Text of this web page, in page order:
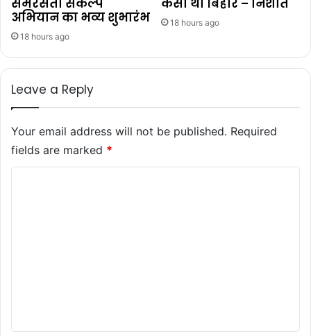
समरसता संकल्प
अभियान का भव्य शुभारंभ
18 hours ago
कैसा था बिहार – निशांत
18 hours ago
Leave a Reply
Your email address will not be published. Required
fields are marked *